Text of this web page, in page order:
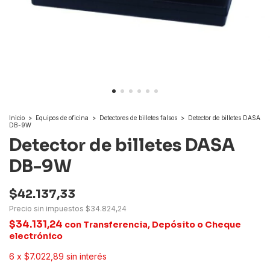
Inicio > Equipos de oficina > Detectores de billetes falsos > Detector de billetes DASA
DB-9W
Detector de billetes DASA
DB-9W
$42.137,33
Precio sin impuestos $34.824,24
$34.131,24 con Transferencia, Depósito o Cheque
electrónico
6 x $7.022,89 sin interés